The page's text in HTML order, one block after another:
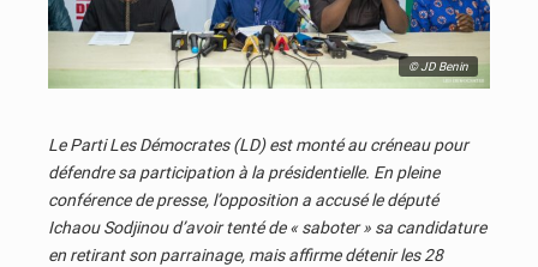
© JD Benin
Le Parti Les Démocrates (LD) est monté au créneau pour
défendre sa participation à la présidentielle. En pleine
conférence de presse, l’opposition a accusé le député
Ichaou Sodjinou d’avoir tenté de « saboter » sa candidature
en retirant son parrainage, mais affirme détenir les 28